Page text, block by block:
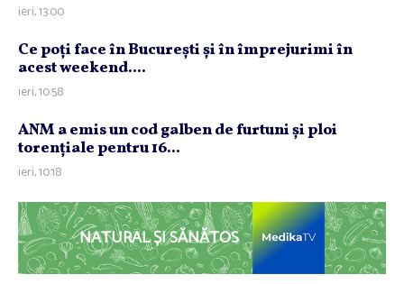
ieri, 13:00
Ce poţi face în Bucureşti şi în împrejurimi în
acest weekend....
ieri, 10:58
ANM a emis un cod galben de furtuni şi ploi
torenţiale pentru 16...
ieri, 10:18
NATURAL ȘI SĂNĂTOS